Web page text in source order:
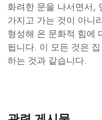
화려한 문을 나서면서,
가지고 가는 것이 아니
형성해 온 문화적 힘에
됩니다. 이 모든 것은
하는 것과 같습니다.